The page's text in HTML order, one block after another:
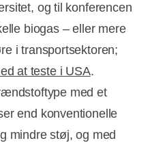
og til konferencen
biogas – eller mere
i transportsektoren;
at teste i USA.
med et
end konventionelle
mindre støj, og med